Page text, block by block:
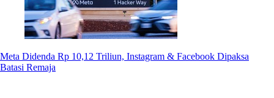
Meta Didenda Rp 10,12 Triliun, Instagram & Facebook Dipaksa
Batasi Remaja